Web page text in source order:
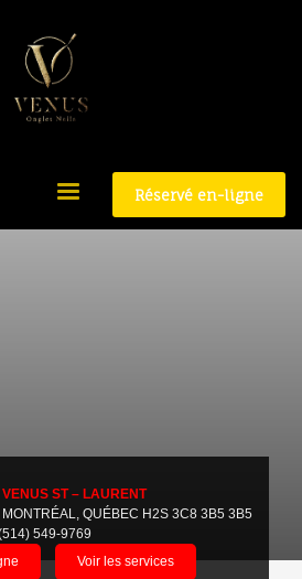
Réservé en-ligne
ST – LAURENT
QUÉBEC H2S 3C8 3B5 3B5
549-9769
Voir les services